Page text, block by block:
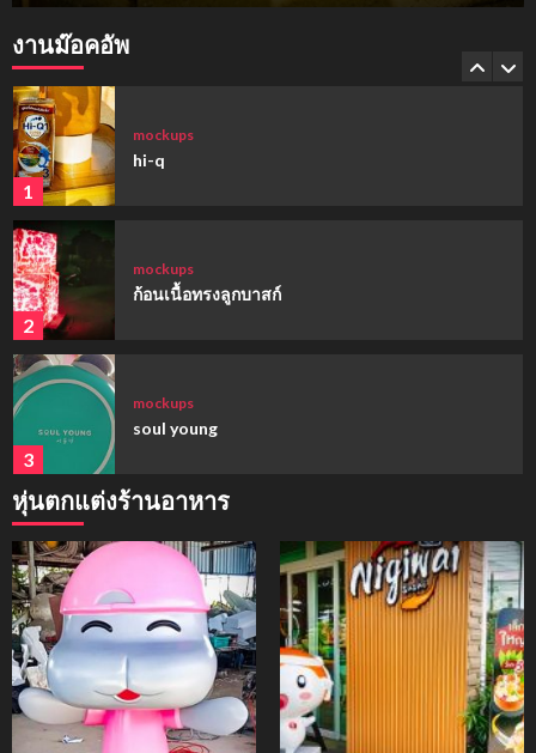
งานม๊อคอัพ
1
2
mockups
ก้อนเนื้อทรงลูกบาสก์
3
mockups
soul young
4
mockups
ม็อคอัพขวด bsab
5
ม็อคอัพน้ำมันวังว่าน
1
mockups
hi-q
หุ่นตกแต่งร้านอาหาร